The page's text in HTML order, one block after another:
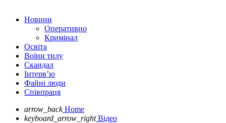
Новини
Оперативно
Кримінал
Освіта
Воїни тилу
Скандал
Інтерв’ю
Файні люди
Співпраця
arrow_back Home
keyboard_arrow_right Відео